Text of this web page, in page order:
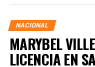
NACIONAL
MARYBEL
LICENCIA EN